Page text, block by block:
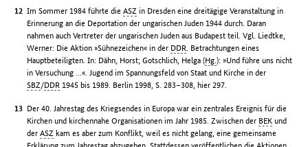
Im Sommer 1984 führte dieASZ in Dresden eine dreitägige Veranstaltung in
Erinnerung an die Deportation der ungarischen Juden 1944 durch. Daran
nahmen auch Vertreter der ungarischen Juden aus Budapest teil. Vgl. Liedtke,
Werner: Die Aktion »Sühnezeichen« in der DDR . Betrachtungen eines
Hauptbeteiligten. In: Dähn, Horst; Gotschlich, Helga (Hg.): »Und führe uns nicht
in Versuchung …«. Jugend im Spannungsfeld von Staat und Kirche in der
SBZ/DDR 1945 bis 1989. Berlin 1998, S. 283–308, hier 297.
Der 40. Jahrestag des Kriegsendes in Europa war ein zentrales Ereignis für die
Kirchen und kirchennahe Organisationen im Jahr 1985. Zwischen der BEK und
derASZ kam es aber zum Konflikt, weil es nicht gelang, eine gemeinsame